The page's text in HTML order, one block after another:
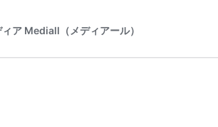
ア Mediall（メディアール）